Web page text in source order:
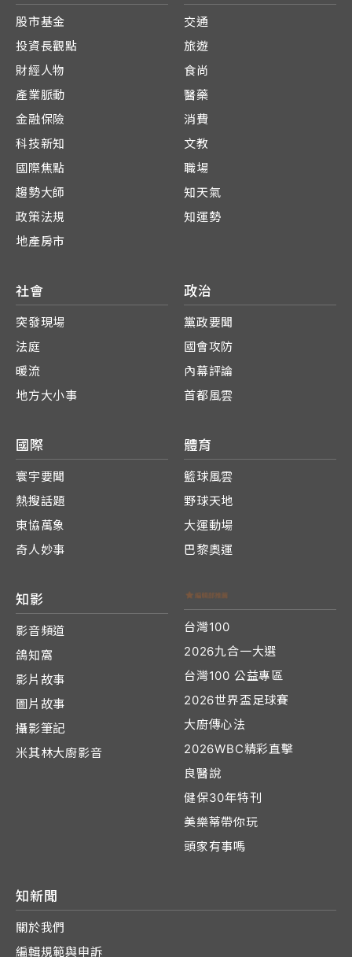
股市基金
投資長觀點
財經人物
產業脈動
金融保險
科技新知
國際焦點
趨勢大師
政策法規
地產房市
交通
旅遊
食尚
醫藥
消費
文教
職場
知天氣
知運勢
社會
突發現場
法庭
暖流
地方大小事
政治
黨政要聞
國會攻防
內幕評論
首都風雲
國際
寰宇要聞
熱搜話題
東協萬象
奇人妙事
體育
籃球風雲
野球天地
大運動場
巴黎奧運
知影
影音頻道
鴿知窩
影片故事
圖片故事
攝影筆記
米其林大廚影音
台灣100
2026九合一大選
台灣100 公益專區
2026世界盃足球賽
大廚傳心法
2026WBC精彩直擊
良醫說
健保30年特刊
美樂蒂帶你玩
頭家有事嗎
知新聞
關於我們
編輯規範與申訴